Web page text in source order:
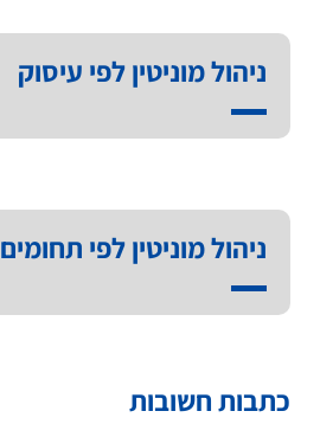
ניהול מוניטין לפי עיסוק
ניהול מוניטין לפי תחומים
כתבות חשובות